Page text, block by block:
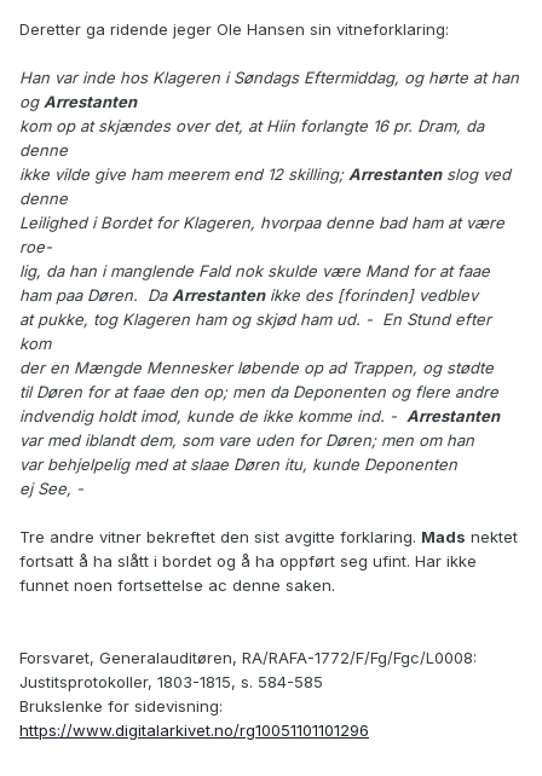
Deretter ga ridende jeger Ole Hansen sin vitneforklaring:
Han var inde hos Klageren i Søndags Eftermiddag, og hørte at han
ogArrestanten
kom op at skjændes over det, at Hiin forlangte 16 pr. Dram, da
denne
ikke vilde give ham meerem end 12 skilling;Arrestantenslog ved
denne
Leilighed i Bordet for Klageren, hvorpaa denne bad ham at være
roe-
lig, da han i manglende Fald nok skulde være Mand for at faae
ham paa Døren. DaArrestantenikke des [forinden] vedblev
at pukke, tog Klageren ham og skjød ham ud. - En Stund efter
kom
der en Mængde Mennesker løbende op ad Trappen, og stødte
til Døren for at faae den op; men da Deponenten og flere andre
indvendig holdt imod, kunde de ikke komme ind. - Arrestanten
var med iblandt dem, som vare uden for Døren; men om han
var behjelpelig med at slaae Døren itu, kunde Deponenten
ej See, -
Tre andre vitner bekreftet den sist avgitte forklaring. Mads nektet
fortsatt å ha slått i bordet og å ha oppført seg ufint. Har ikke
funnet noen fortsettelse ac denne saken.
Forsvaret, Generalauditøren, RA/RAFA-1772/F/Fg/Fgc/L0008:
Justitsprotokoller, 1803-1815, s. 584-585
Brukslenke for sidevisning:
https://www.digitalarkivet.no/rg10051101101296